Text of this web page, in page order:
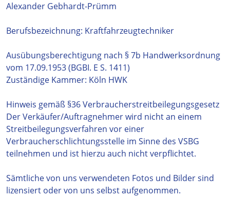
Alexander Gebhardt-Prümm
Berufsbezeichnung: Kraftfahrzeugtechniker
Ausübungsberechtigung nach § 7b Handwerksordnung
vom 17.09.1953 (BGBI. E S. 1411)
Zuständige Kammer: Köln HWK
Hinweis gemäß §36 Verbraucherstreitbeilegungsgesetz
Der Verkäufer/Auftragnehmer wird nicht an einem
Streitbeilegungsverfahren vor einer
Verbraucherschlichtungsstelle im Sinne des VSBG
teilnehmen und ist hierzu auch nicht verpflichtet.
Sämtliche von uns verwendeten Fotos und Bilder sind
lizensiert oder von uns selbst aufgenommen.